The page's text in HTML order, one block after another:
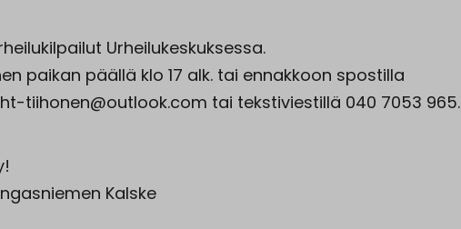
Urheilukeskuksessa.
paikan päällä klo 17 alk. tai ennakkoon spostilla
tiihonen@outlook.com tai tekstiviestillä 040 7053 965.
Kalske